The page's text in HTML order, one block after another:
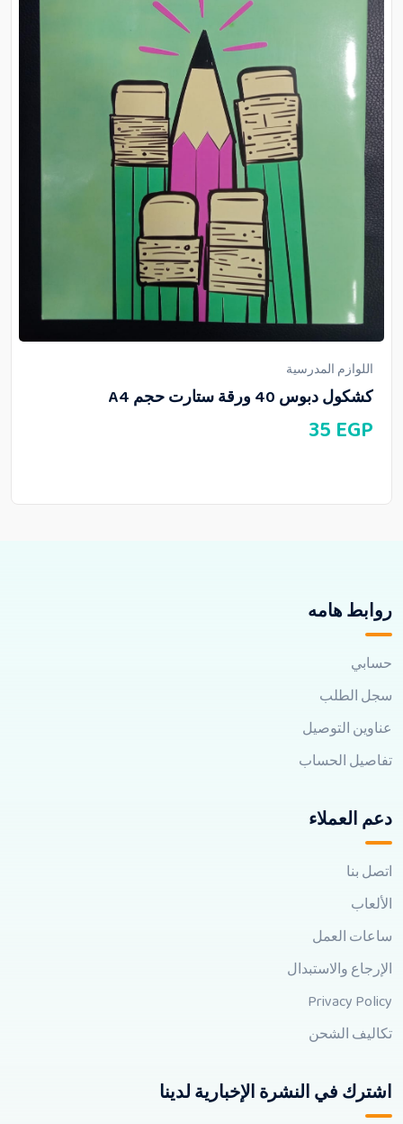
اللوازم المدرسية
كشكول دبوس 40 ورقة ستارت حجم A4
35 EGP
روابط هامه
حسابي
سجل الطلب
عناوين التوصيل
تفاصيل الحساب
دعم العملاء
اتصل بنا
الألعاب
ساعات العمل
الإرجاع والاستبدال
Privacy Policy
تكاليف الشحن
اشترك في النشرة الإخبارية لدينا